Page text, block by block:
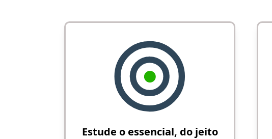
Estude o essencial, do jeito